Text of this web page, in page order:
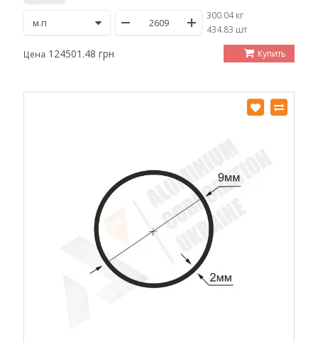
300.04 кг
/434.83 шт
Цена 124501.48 грн Купить